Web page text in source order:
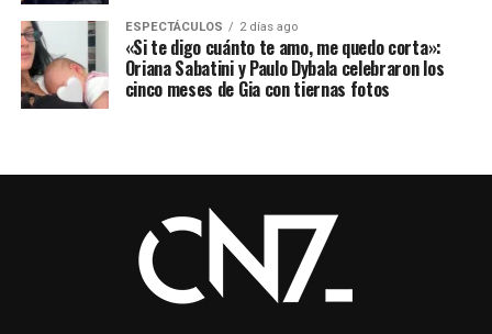
ESPECTÁCULOS 2 días ago
«Si te digo cuánto te amo, me quedo corta»:
Oriana Sabatini y Paulo Dybala celebraron los
cinco meses de Gia con tiernas fotos